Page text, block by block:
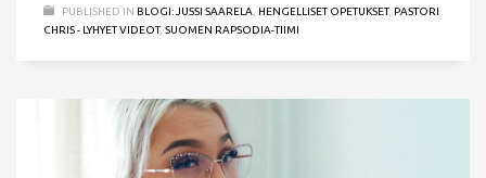
PUBLISHED IN BLOGI: JUSSI SAARELA HENGELLISET OPETUKSET, PASTORI
CHRIS - LYHYET VIDEOT, SUOMEN RAPSODIA-TIIMI